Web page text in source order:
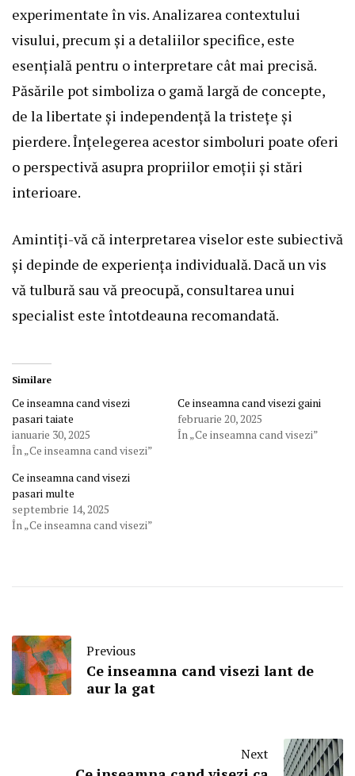
experimentate în vis. Analizarea contextului
visului, precum și a detaliilor specifice, este
esențială pentru o interpretare cât mai precisă.
Păsările pot simboliza o gamă largă de concepte,
de la libertate și independență la tristețe și
pierdere. Înțelegerea acestor simboluri poate oferi
o perspectivă asupra propriilor emoții și stări
interioare.
Amintiți-vă că interpretarea viselor este subiectivă
și depinde de experiența individuală. Dacă un vis
vă tulbură sau vă preocupă, consultarea unui
specialist este întotdeauna recomandată.
Similare
Ce inseamna cand visezi
pasari taiate
ianuarie 30, 2025
În „Ce inseamna cand visezi”
Ce inseamna cand visezi gaini
februarie 20, 2025
În „Ce inseamna cand visezi”
Ce inseamna cand visezi
pasari multe
septembrie 14, 2025
În „Ce inseamna cand visezi”
Previous
Ce inseamna cand visezi lant de
aur la gat
Next